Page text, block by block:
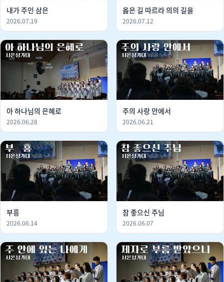
내가 주인 삼은
2026.07.19
옳은 길 따르라 의의 길을
2026.07.12
아 하나님의 은혜로
2026.06.28
주의 사랑 안에서
2026.06.21
부흥
2026.06.14
참 좋으신 주님
2026.06.07